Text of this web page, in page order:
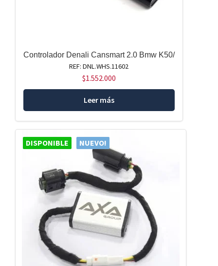
Controlador Denali Cansmart 2.0 Bmw K50/
REF: DNL.WHS.11602
$1.552.000
Leer más
DISPONIBLE NUEVO!